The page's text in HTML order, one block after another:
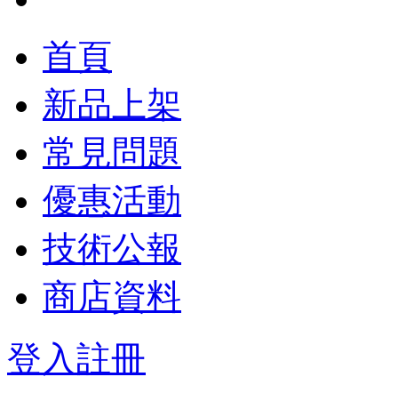
首頁
新品上架
常見問題
優惠活動
技術公報
商店資料
登入註冊